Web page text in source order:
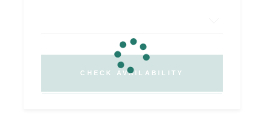
CHECK AVAILABILITY